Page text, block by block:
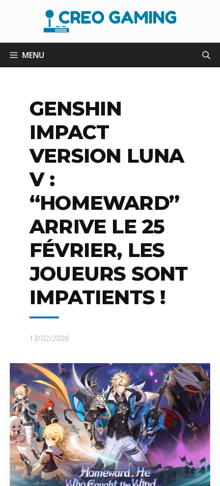
MENU
GENSHIN
IMPACT
VERSION LUNA
V :
“HOMEWARD”
ARRIVE LE 25
FÉVRIER, LES
JOUEURS SONT
IMPATIENTS !
13/02/2026